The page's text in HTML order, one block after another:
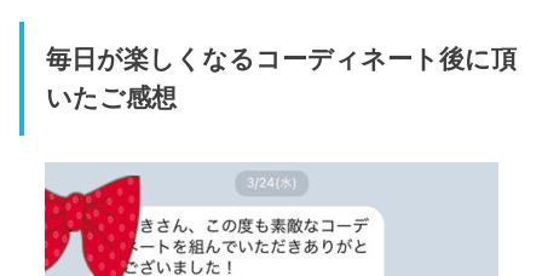
毎日が楽しくなるコーディネート後に頂
いたご感想